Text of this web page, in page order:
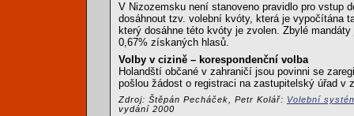
V Nizozemsku není stanoveno pravidlo pro vstup
dosáhnout tzv. volební kvóty, která je vypočítána
který dosáhne této kvóty je zvolen. Zbylé
0,67% získaných hlasů.
Volby v cizině – korespondenční volba
Holandští občané v zahraničí jsou povinni se
pošlou žádost o registraci na zastupitelský úřad v
Zdroj: Štěpán Pecháček, Petr Kolář: Volební
vydání 2000